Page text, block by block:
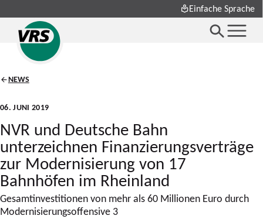
Einfache Sprache
NEWS
06. JUNI 2019
NVR und Deutsche Bahn
unterzeichnen Finanzierungsverträge
zur Modernisierung von 17
Bahnhöfen im Rheinland
Gesamtinvestitionen von mehr als 60 Millionen Euro durch
Modernisierungsoffensive 3